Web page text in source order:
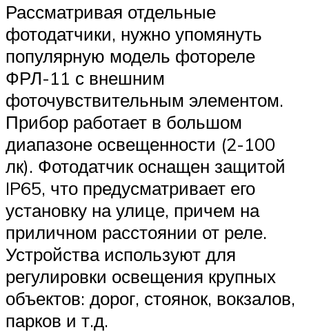
Рассматривая отдельные
фотодатчики, нужно упомянуть
популярную модель фотореле
ФРЛ-11 с внешним
фоточувствительным элементом.
Прибор работает в большом
диапазоне освещенности (2-100
лк). Фотодатчик оснащен защитой
IP65, что предусматривает его
установку на улице, причем на
приличном расстоянии от реле.
Устройства используют для
регулировки освещения крупных
объектов: дорог, стоянок, вокзалов,
парков и т.д.